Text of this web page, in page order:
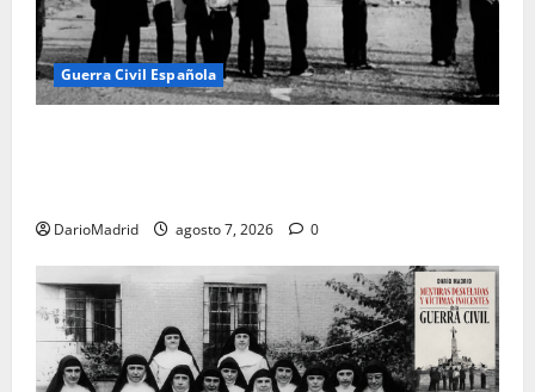
Guerra Civil Española
DarioMadrid agosto 7, 2026 0